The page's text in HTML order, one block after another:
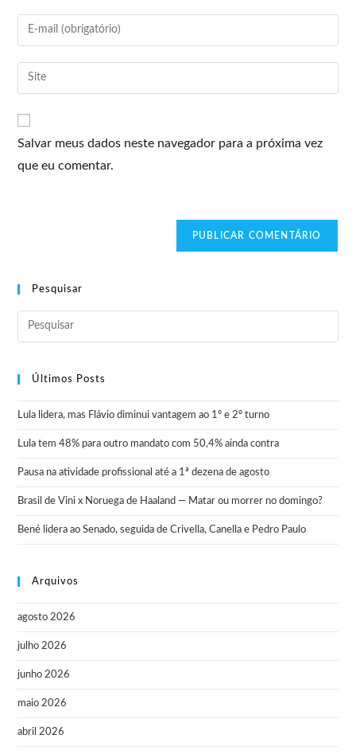
Salvar meus dados neste navegador para a próxima vez
que eu comentar.
Pesquisar
Últimos Posts
Lula lidera, mas Flávio diminui vantagem ao 1º e 2º turno
Lula tem 48% para outro mandato com 50,4% ainda contra
Pausa na atividade profissional até a 1ª dezena de agosto
Brasil de Vini x Noruega de Haaland — Matar ou morrer no domingo?
Bené lidera ao Senado, seguida de Crivella, Canella e Pedro Paulo
Arquivos
agosto 2026
julho 2026
junho 2026
maio 2026
abril 2026